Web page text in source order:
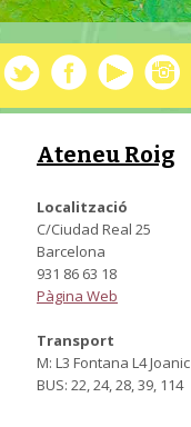
Ateneu Roig
Localització
C/Ciudad Real 25
Barcelona
931 86 63 18
Pàgina Web
Transport
M: L3 Fontana L4 Joanic
BUS: 22, 24, 28, 39, 114